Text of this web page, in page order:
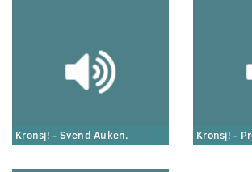
Kronsj! - Svend Auken. Kronsj! -